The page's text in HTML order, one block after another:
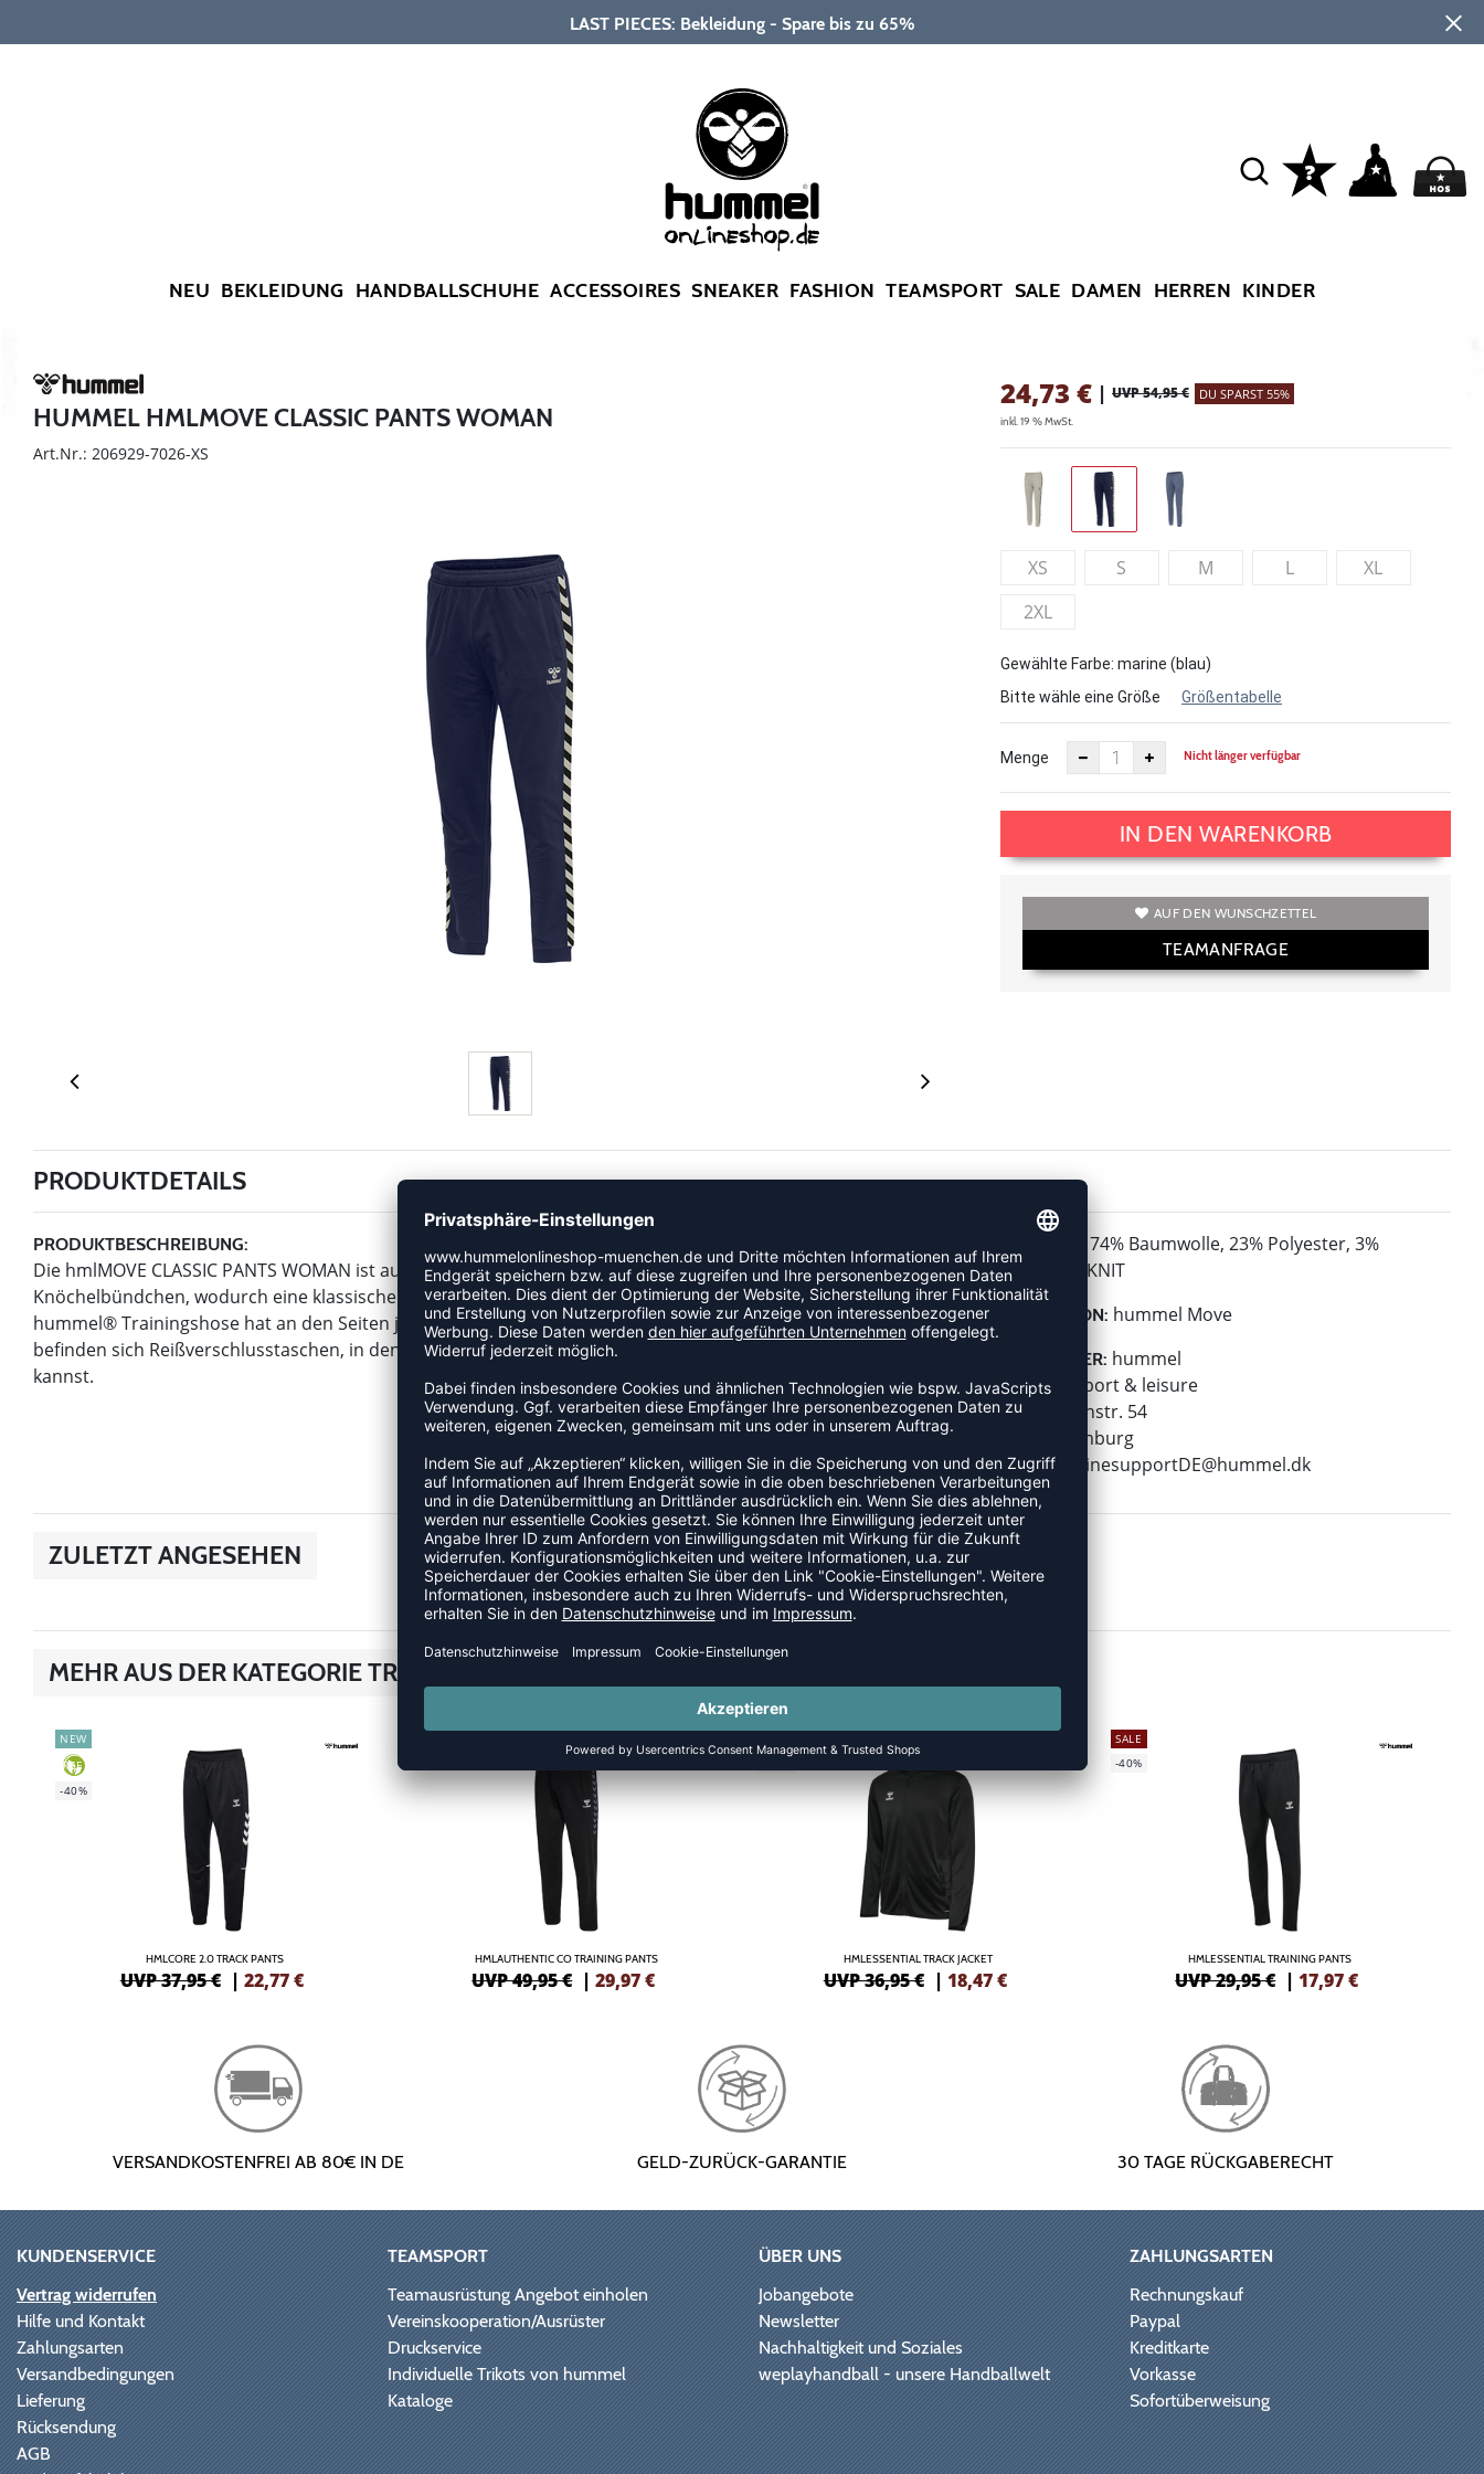
LAST PIECES: Bekleidung - Spare bis zu 65%
NEU BEKLEIDUNG HANDBALLSCHUHE ACCESSOIRES SNEAKER FASHION TEAMSPORT SALE DAMEN HERREN KINDER
HUMMEL HMLMOVE CLASSIC PANTS WOMAN
Art.Nr.: 206929-7026-XS
24,73 € | UVP 54,95 € DU SPARST 55%
inkl. 19 % MwSt.
XS S M L
XL
2XL
Gewählte Farbe: marine (blau)
Bitte wähle eine Größe
Größentabelle
Menge Nicht länger verfügbar
IN DEN WARENKORB
AUF DEN WUNSCHZETTEL
TEAMANFRAGE
PRODUKTDETAILS
PRODUKTBESCHREIBUNG:
Die hmlMOVE CLASSIC PANTS WOMAN ist aus dickem Jerseystrick gefertigt. Sie hat einen gerippten Bund und
Knöchelbündchen, wodurch eine klassische Silhouette und ein optimales Tragegefühl entstehen. Diese
hummel® Trainingshose hat an den Seiten jedes Beins unser charakteristisches Winkelband. An den Seiten
befinden sich Reißverschlusstaschen, in denen du deine Schlüssel und andere Kleinigkeiten sicher verstauen
kannst.
74% Baumwolle, 23% Polyester, 3%
Elasthan - KNIT
KOLLEKTION: hummel Move
HERSTELLER: hummel
hummel sport & leisure
Leverkusenstr. 54
22761 Hamburg
E-Mail:
onlinesupportDE@hummel.dk
ZULETZT ANGESEHEN
MEHR AUS DER KATEGORIE TRAININGSANZÜGE
NEW
GREEN
-40%
HMLCORE 2.0 TRACK PANTS
UVP 37,95 € | 22,77€
HMLAUTHENTIC CO TRAINING PANTS
UVP 49,95 € |29,97€
HMLESSENTIAL TRACK JACKET
UVP 36,95 € | 18,47€
SALE
-40%
HMLESSENTIAL TRAINING PANTS
UVP 29,95 € |17,97€
VERSANDKOSTENFREI AB 80€ IN DE GELD-ZURÜCK-GARANTIE 30 TAGE RÜCKGABERECHT
KUNDENSERVICE
Vertrag widerrufen
Hilfe und Kontakt
Zahlungsarten
Versandbedingungen
Lieferung
Rücksendung
AGB
TEAMSPORT
Teamausrüstung Angebot einholen
Vereinskooperation/Ausrüster
Druckservice
Individuelle Trikots von hummel
Kataloge
ÜBER UNS
Jobangebote
Newsletter
Nachhaltigkeit und Soziales
weplayhandball - unsere Handballwelt
ZAHLUNGSARTEN
Rechnungskauf
Paypal
Kreditkarte
Vorkasse
Sofortüberweisung